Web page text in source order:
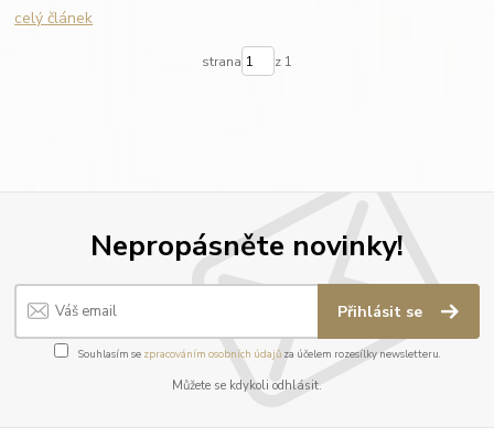
celý článek
strana z 1
Nepropásněte novinky!
Přihlásit se
Souhlasím se zpracováním osobních údajůza účelem rozesílky newsletteru.
Můžete se kdykoli odhlásit.